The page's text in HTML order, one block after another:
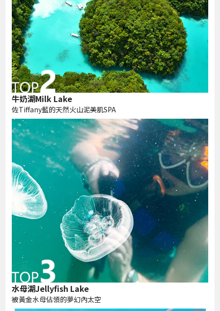
牛奶湖Milk Lake
佐Tiffany藍的天然火山泥美肌SPA
水母湖Jellyfish Lake
被黃金水母佔領的夢幻內太空